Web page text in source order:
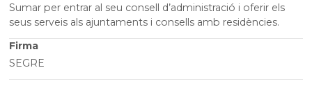
Sumar per entrar al seu consell d’administració i oferir els
seus serveis als ajuntaments i consells amb residències.
Firma
SEGRE